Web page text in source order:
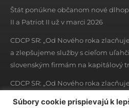
Štát ponúkne občanom nové
II a Patriot II už v marci 2026
CDCP SR: „Od Nového roka
a zlepšujeme služby s cieľom
slovenským firmám na kapitálový
CDCP SR: „Od Nového roka
Súbory cookie prispievajú k